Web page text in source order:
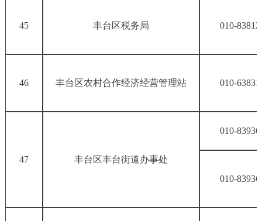
45 丰台区税务局 010-
46 丰台区农村合作经济经营管理站 010-
47 丰台区丰台街道办事处
010-
010-